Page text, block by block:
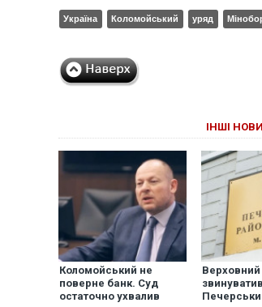
Україна Коломойський уряд
ІНШІ
Коломойський не
поверне банк. Суд
остаточно ухвалив
Верховний
звинуватив